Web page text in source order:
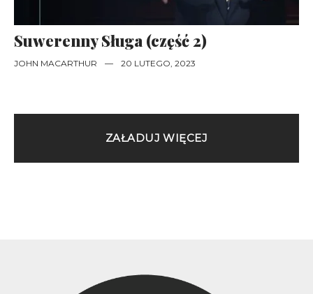
Suwerenny Sługa (część 2)
JOHN MACARTHUR — 20 LUTEGO, 2023
ZAŁADUJ WIĘCEJ